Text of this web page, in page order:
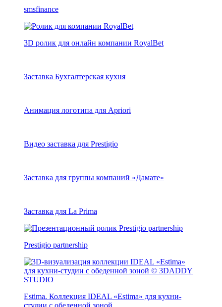
smsfinance
3D ролик для онлайн компании RoyalBet
Заставка Бухгалтерская кухня
Анимация логотипа для Apriori
Видео заставка для Prestigio
Заставка для группы компаний «Дамате»
Заставка для La Prima
Prestigio partnership
Estima. Коллекция IDEAL «Estima» для кухни-
студии с обеденной зоной